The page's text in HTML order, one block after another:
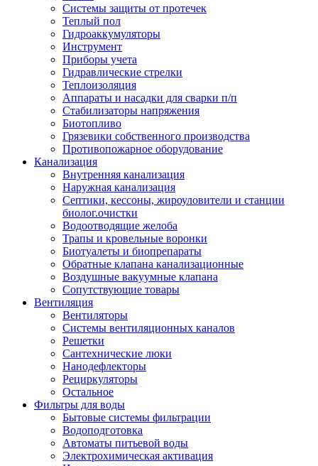
Системы защиты от протечек
Теплый пол
Гидроаккумуляторы
Инструмент
Приборы учета
Гидравлические стрелки
Теплоизоляция
Аппараты и насадки для сварки п/п
Стабилизаторы напряжения
Биотопливо
Грязевики собственного производства
Противопожарное оборудование
Канализация
Внутренняя канализация
Наружная канализация
Септики, кессоны, жироуловители и станции
биолог.очистки
Водоотводящие желоба
Трапы и кровельные воронки
Биотуалеты и биопрепараты
Обратные клапана канализационные
Воздушные вакуумные клапана
Сопутствующие товары
Вентиляция
Вентиляторы
Системы вентиляционных каналов
Решетки
Сантехнические люки
Нанодефлекторы
Рециркуляторы
Остальное
Фильтры для воды
Бытовые системы фильтрации
Водоподготовка
Автоматы питьевой воды
Электрохимическая активация